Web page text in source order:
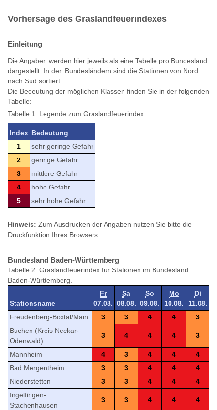
Wetterwarnkriterien
Küstenwarnungen
Hitze-
und
UV-
Warnungen
Windwarnskala
Hochwasserzentralen
Weitere
Partner
Vorhersage des Graslandfeuerindexes
Einleitung
Die Angaben werden hier jeweils als eine Tabelle pro Bundesland
dargestellt. In den Bundesländern sind die Stationen von Nord
nach Süd sortiert.
Die Bedeutung der möglichen Klassen finden Sie in der folgenden
Tabelle:
Tabelle 1: Legende zum Graslandfeuerindex.
Index Bedeutung
1
sehr geringe Gefahr
2
geringe Gefahr
3
mittlere Gefahr
4
hohe Gefahr
5
sehr hohe Gefahr
Hinweis: Zum Ausdrucken der Angaben nutzen Sie bitte die
Druckfunktion Ihres Browsers.
Bundesland Baden-Württemberg
Tabelle 2: Graslandfeuerindex für Stationen im Bundesland
Baden-Württemberg.
Stationsname
Fr
07.08.
Sa
08.08.
So
09.08.
Mo
10.08.
Di
11.08.
Freudenberg-Boxtal/Main
3 3 4 4
3
Buchen (Kreis Neckar-
Odenwald)
3 4 4 4 3
Mannheim 4 3 4 4
4
Bad Mergentheim
3 3 4 4
4
Niederstetten
3 3 4 4
4
Ingelfingen-
Stachenhausen
3 3 4 4 4